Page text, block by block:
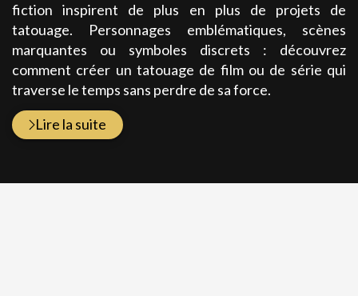
fiction inspirent de plus en plus de projets de
tatouage. Personnages emblématiques, scènes
marquantes ou symboles discrets : découvrez
comment créer un tatouage de film ou de série qui
traverse le temps sans perdre de sa force.
Lire la suite